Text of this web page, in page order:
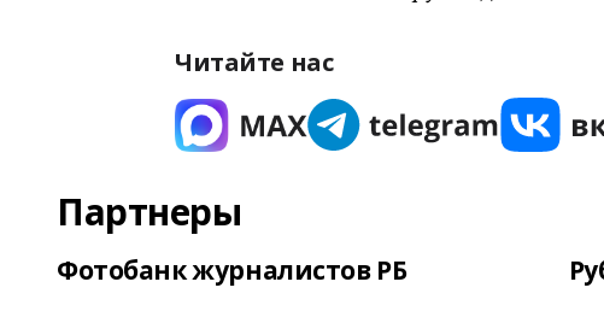
Читайте нас
Партнеры
Фотобанк журналистов РБ